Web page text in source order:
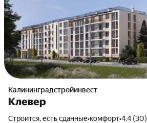
Калининградстройинвест
Клевер
Строится, есть сданные•комфорт•4.4 (30)